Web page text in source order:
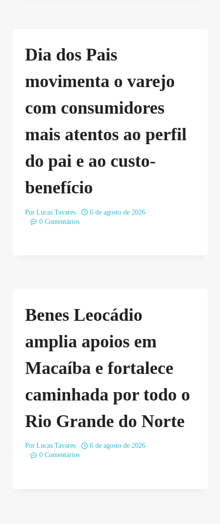
Dia dos Pais
movimenta o varejo
com consumidores
mais atentos ao perfil
do pai e ao custo-
benefício
Por Lucas Tavares
6 de agosto de 2026
0 Comentários
Benes Leocádio
amplia apoios em
Macaíba e fortalece
caminhada por todo o
Rio Grande do Norte
Por Lucas Tavares
6 de agosto de 2026
0 Comentários